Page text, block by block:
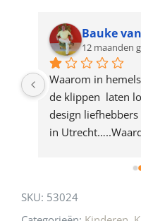
product
Bauke
12 maanden
Waarom in
de klippen  laten
design
in
SKU: 53024